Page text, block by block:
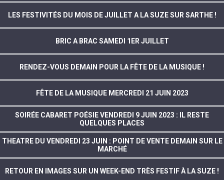
LES FESTIVITÉS DU MOIS DE JUILLET A LA SUZE SUR SARTHE !
BRIC A BRAC SAMEDI 1ER JUILLET
RENDEZ-VOUS DEMAIN POUR LA FÊTE DE LA MUSIQUE !
FÊTE DE LA MUSIQUE MERCREDI 21 JUIN 2023
SOIRÉE CABARET POÉSIE VENDREDI 9 JUIN 2023 : IL RESTE
QUELQUES PLACES
THEATRE DU VENDREDI 23 JUIN : POINT DE VENTE DEMAIN SUR LE
MARCHÉ
RETOUR EN IMAGES SUR UN WEEK-END TRÈS FESTIF À LA SUZE !